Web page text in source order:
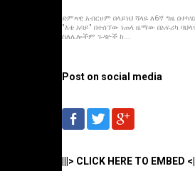
ድምጻዊ አብርሀም በላይነህ ሻላዬ ለ6ኛ ግዜ
"እቴ አባይ" በተሰኘው ነጠላ ዜማው በአፍሪካ
ስለሌሎችም ጉዳዮች ከ...
Post on social media
|||> CLICK HERE TO EMBED <|||